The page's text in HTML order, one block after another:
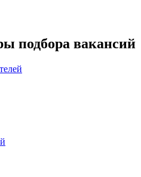
подбора вакансий